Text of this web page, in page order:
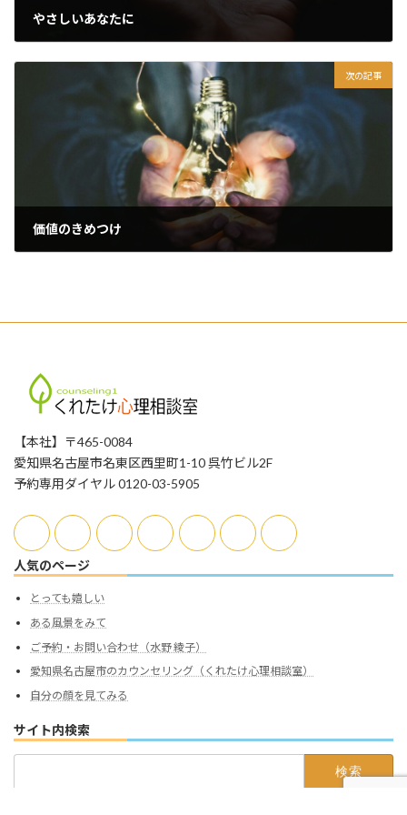
やさしいあなたに
次の記事
価値のきめつけ
【本社】〒465-0084
愛知県名古屋市名東区西里町1-10 呉竹ビル2F
予約専用ダイヤル 0120-03-5905
人気のページ
とっても嬉しい
ある風景をみて
ご予約・お問い合わせ（水野 綾子）
愛知県名古屋市のカウンセリング（くれたけ心理相談室）
自分の顔を見てみる
サイト内検索